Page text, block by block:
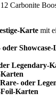
Carbonite
Karte mit
oder
Legendary-
oder
Karten